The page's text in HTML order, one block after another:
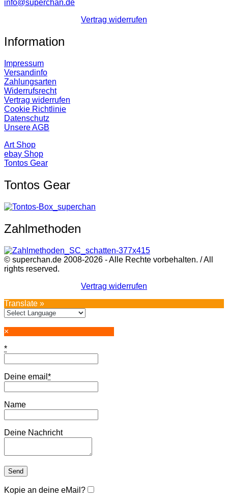
info@superchan.de
Vertrag widerrufen
Information
Impressum
Versandinfo
Zahlungsarten
Widerrufsrecht
Vertrag widerrufen
Cookie Richtlinie
Datenschutz
Unsere AGB
Art Shop
ebay Shop
Tontos Gear
Tontos Gear
Zahlmethoden
© superchan.de 2008-2026 - Alle Rechte vorbehalten. / All
rights reserved.
Vertrag widerrufen
Translate »
×
*
Deine email *
Name
Deine Nachricht
Kopie an deine eMail?